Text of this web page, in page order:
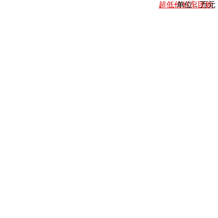
超低价好车团购
单位：万元